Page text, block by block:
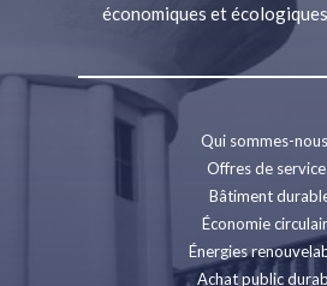
économiques et écologiques
Qui sommes-
Offres de
Bâtiment
Économie
Énergies
Achat public